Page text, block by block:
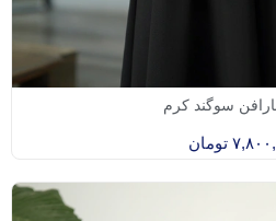
سوگند کرم
تومان